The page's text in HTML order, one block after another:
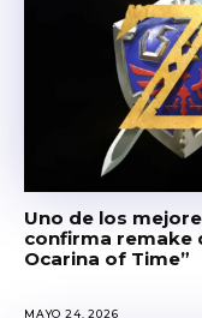
Uno de los
confirma remake
Ocarina of Time”
MAYO 24, 2026